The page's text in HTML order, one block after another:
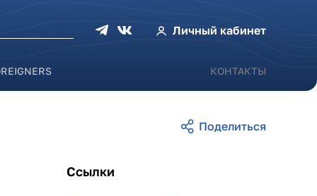
Личный кабинет
КОНТАКТЫ
Ссылки